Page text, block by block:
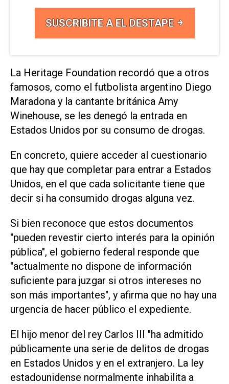
SUSCRIBITE A EL DESTAPE
La Heritage Foundation recordó que a otros
famosos, como el futbolista argentino Diego
Maradona y la cantante británica Amy
Winehouse, se les denegó la entrada en
Estados Unidos por su consumo de drogas.
En concreto, quiere acceder al cuestionario
que hay que completar para entrar a Estados
Unidos, en el que cada solicitante tiene que
decir si ha consumido drogas alguna vez.
Si bien reconoce que estos documentos
"pueden revestir cierto interés para la opinión
pública", el gobierno federal responde que
"actualmente no dispone de información
suficiente para juzgar si otros intereses no
son más importantes", y afirma que no hay una
urgencia de hacer público el expediente.
El hijo menor del rey Carlos III "ha admitido
públicamente una serie de delitos de drogas
en Estados Unidos y en el extranjero. La ley
estadounidense normalmente inhabilita a